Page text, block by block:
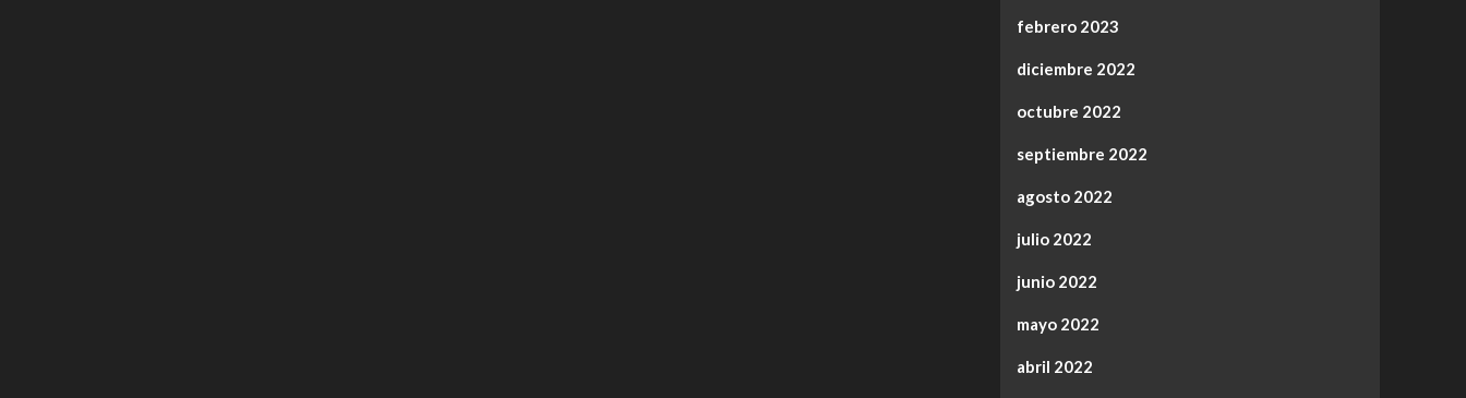
febrero 2023
diciembre 2022
octubre 2022
septiembre 2022
agosto 2022
julio 2022
junio 2022
mayo 2022
abril 2022